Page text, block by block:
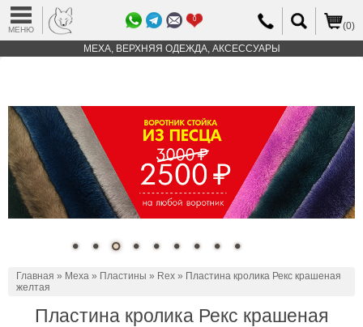
МЕНЮ
0
(0)
МЕХА, ВЕРХНЯЯ ОДЕЖДА, АКСЕССУАРЫ
Главная » Меха » Пластины » Rex » Пластина кролика Рекс крашеная
желтая
Пластина кролика Рекс крашеная